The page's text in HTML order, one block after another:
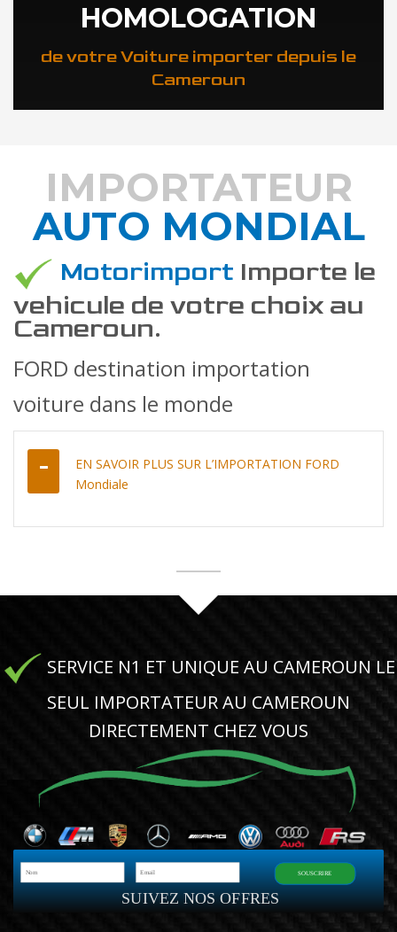
HOMOLOGATION
de votre Voiture importer depuis le
Cameroun
DÉCOUVREZ COMMENT
IMPORTATEUR
AUTO MONDIAL
Motorimport Importe le
vehicule de votre choix au
Cameroun.
FORD destination importation
voiture dans le monde
EN SAVOIR PLUS SUR L’IMPORTATION FORD
Mondiale
SERVICE N1 ET UNIQUE AU CAMEROUN LE
SEUL IMPORTATEUR AU CAMEROUN
DIRECTEMENT CHEZ VOUS
SUIVEZ NOS OFFRES
SOUSCRIRE